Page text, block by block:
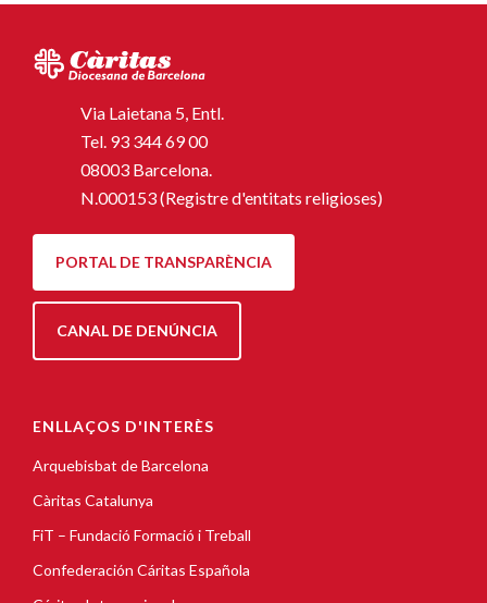
Via Laietana 5, Entl.
Tel. 93 344 69 00
08003 Barcelona.
N.000153 (Registre d'entitats religioses)
PORTAL DE TRANSPARÈNCIA
CANAL DE DENÚNCIA
ENLLAÇOS D'INTERÈS
Arquebisbat de Barcelona
Càritas Catalunya
FiT – Fundació Formació i Treball
Confederación Cáritas Española